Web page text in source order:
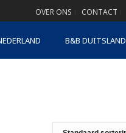
OVER ONS CONTACT
B&B DUITSLAND